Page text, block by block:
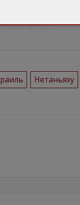
матеріалів у
авторської.
Нетаньяху